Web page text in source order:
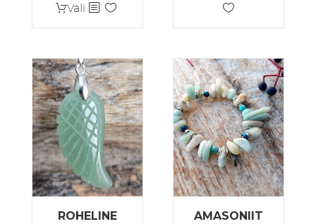
kuni
16,00 €
Vali Sellel
tootel
mitu
varianti.
Valikuid
saab
teha
tootelehel.
ROHELINE
AMASONIIT